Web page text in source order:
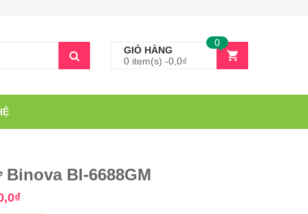
GIỎ HÀNG
0 item(s) -0,0₫
0
BI-6688GM
₫